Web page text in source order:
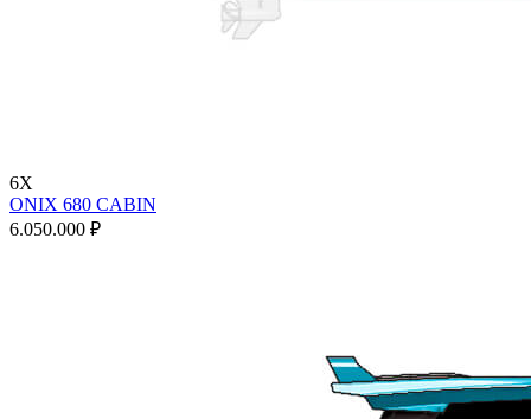
6X
ONIX 680 CABIN
6.050.000 ₽